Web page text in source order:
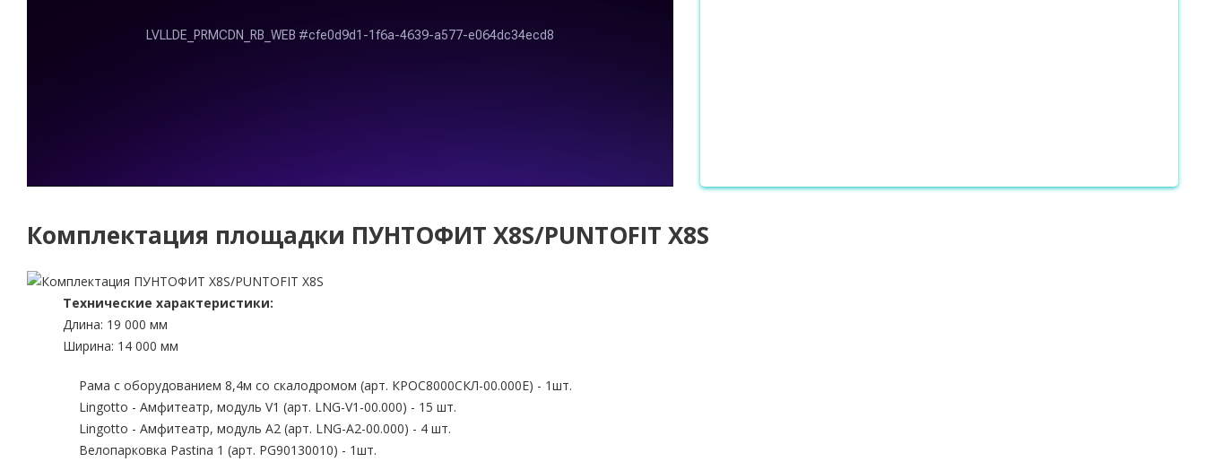
Комплектация площадки ПУНТОФИТ X8S/PUNTOFIT X8S
Технические характеристики:
Длина: 19 000 мм
Ширина: 14 000 мм
Рама с оборудованием 8,4м со скалодромом (арт. КРОС8000СКЛ-00.000Е) - 1шт.
Lingotto - Амфитеатр, модуль V1 (арт. LNG-V1-00.000) - 15 шт.
Lingotto - Амфитеатр, модуль A2 (арт. LNG-А2-00.000) - 4 шт.
Велопарковка Pastina 1 (арт. PG90130010) - 1шт.